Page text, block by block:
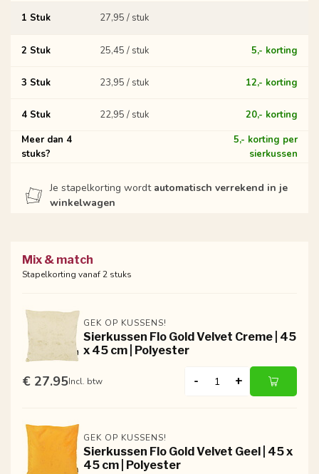
1 Stuk 27,95 / stuk
2 Stuk 25,45 / stuk 5,- korting
3 Stuk 23,95 / stuk 12,- korting
4 Stuk 22,95 / stuk
20,- korting
Meer dan 4
stuks?
5,- korting per
sierkussen
Je stapelkorting wordt automatisch verrekend in je
winkelwagen
Mix & match
Stapelkorting vanaf 2 stuks
GEK OP KUSSENS!
Sierkussen Flo Gold Velvet Creme | 45
x 45 cm | Polyester
€ 27.95Incl. btw - +
GEK OP KUSSENS!
Sierkussen Flo Gold Velvet Geel | 45 x
45 cm | Polyester